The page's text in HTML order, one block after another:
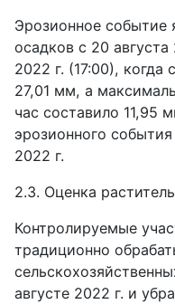
Эрозионное событие
осадков с 20 августа
2022 г. (17:00), когда
27,01 мм, а
час составило 11,95
эрозионного
2022 г.
2.3. Оценка
Контролируемые
традиционно
августе 2022 г. и